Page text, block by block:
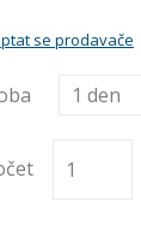
se prodavače